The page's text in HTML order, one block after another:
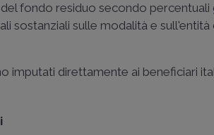
fondo residuo secondo percentuali
sostanziali sulle modalità e
imputati direttamente ai beneficiari